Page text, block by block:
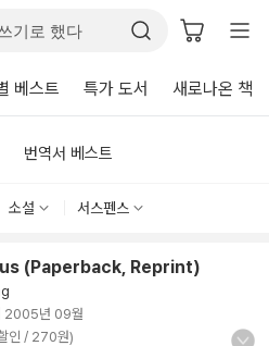
베스트 특가 도서 새로나온 책
번역서 베스트
소설 서스펜스
(Paperback, Reprint)
2005년 09월
인 / 270원)